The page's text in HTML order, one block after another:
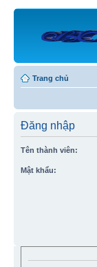
Trang chủ
Đăng nhập
Tên thành viên:
Mật khẩu: